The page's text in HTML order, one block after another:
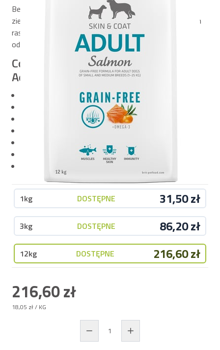
Bezzbożowa, pełnoporcjowa karma na bazie łososia i
ziemniaków. Idealna dla dorosłych psów małych i średnich
ras (od 1 do 25 kg). Wspiera prawidłowe trawienie oraz
odporność, a także mocne stawy.
Co wyróżnia Brit Care Dog Grain-Free
Adult Small & Medium?
Pełnoporcjowa, bezzbożowa formuła
Dla dorosłych psów małych i średnich ras (1-25 kg)
Aż 50% łososia – cenne źródło białka
Kwasy tłuszczowe – dla zdrowej sierści i skóry
Probiotyki – wsparcie jelit i odporności
Tauryna – wsparcie wzroku i serca
Glukozamina i chondroityna – dla zdrowych stawów
1kg DOSTĘPNE 31,50 zł
3kg DOSTĘPNE 86,20 zł
12kg DOSTĘPNE 216,60 zł
216,60 zł
18,05 zł/ KG